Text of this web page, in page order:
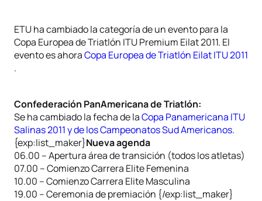
ETU ha cambiado la categoría de un evento para la
Copa Europea de Triatlón ITU Premium Eilat 2011. El
evento es ahoraCopa Europea de Triatlón Eilat ITU 2011
.
Confederación PanAmericana de Triatlón:
Se ha cambiado la fecha de laCopa Panamericana ITU
Salinas 2011 y de los Campeonatos Sud Americanos.
{exp:list_maker}Nueva agenda
06.00 – Apertura área de transición (todos los atletas)
07.00 – Comienzo Carrera Elite Femenina
10.00 – Comienzo Carrera Elite Masculina
19.00 – Ceremonia de premiación {/exp:list_maker}